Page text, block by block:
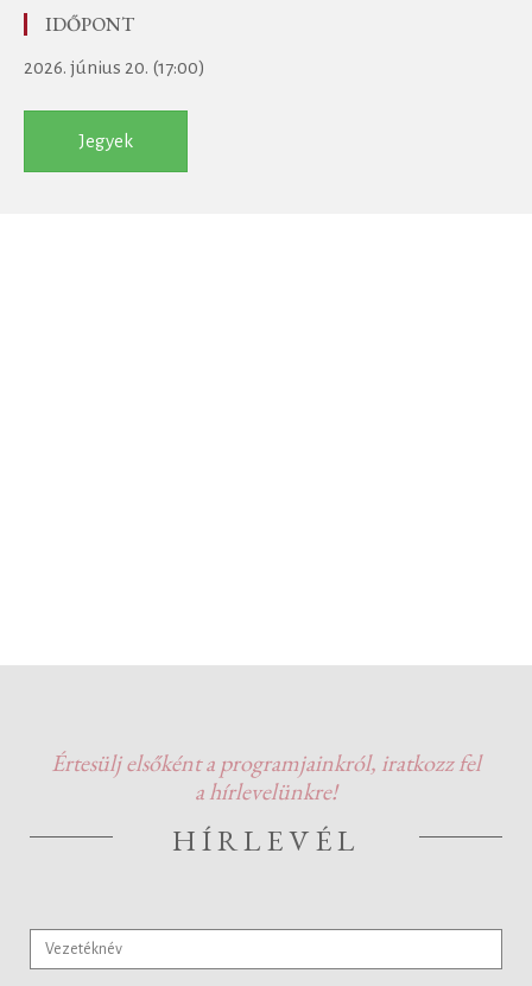
IDŐPONT
2026. június 20. (17:00)
Jegyek
Értesülj elsőként a programjainkról, iratkozz fel
a hírlevelünkre!
HÍRLEVÉL